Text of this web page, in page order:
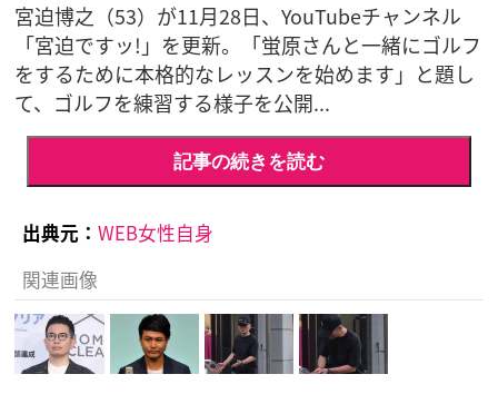
宮迫博之（53）が11月28日、YouTubeチャンネル
「宮迫ですッ!」を更新。「蛍原さんと一緒にゴルフ
をするために本格的なレッスンを始めます」と題し
て、ゴルフを練習する様子を公開...
記事の続きを読む
出典元： WEB女性自身
関連画像